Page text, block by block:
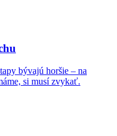
bývajú horšie – na
si musí zvykať.